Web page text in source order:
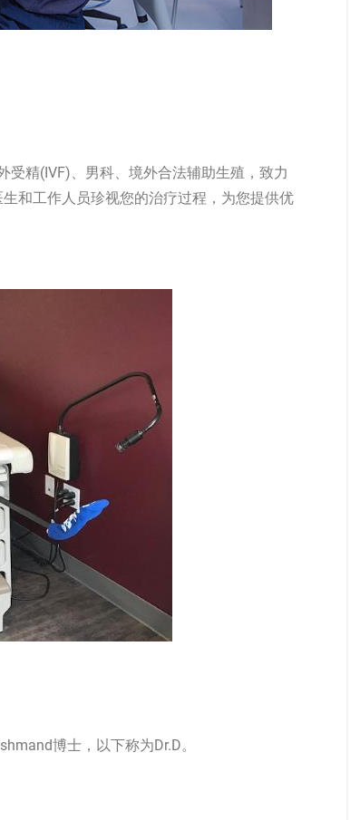
受精(IVF)、男科、境外合法辅助生殖，致力
和工作人员珍视您的治疗过程，为您提供优
博士，以下称为Dr.D。